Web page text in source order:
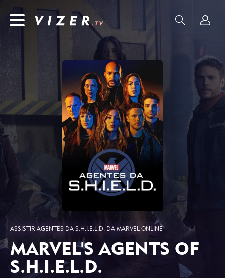
ASSISTIR AGENTES DA S.H.I.E.L.D. DA MARVEL ONLINE
MARVEL'S AGENTS OF
S.H.I.E.L.D.